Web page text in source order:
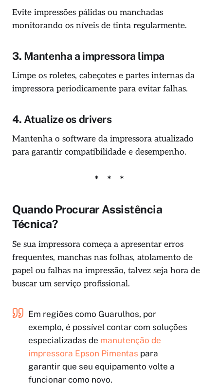
Evite impressões pálidas ou manchadas
monitorando os níveis de tinta regularmente.
3. Mantenha a impressora limpa
Limpe os roletes, cabeçotes e partes internas da
impressora periodicamente para evitar falhas.
4. Atualize os drivers
Mantenha o software da impressora atualizado
para garantir compatibilidade e desempenho.
Quando Procurar Assistência
Técnica?
Se sua impressora começa a apresentar erros
frequentes, manchas nas folhas, atolamento de
papel ou falhas na impressão, talvez seja hora de
buscar um serviço profissional.
Em regiões como Guarulhos, por
exemplo, é possível contar com soluções
especializadas de manutenção de
impressora Epson Pimentas para
garantir que seu equipamento volte a
funcionar como novo.